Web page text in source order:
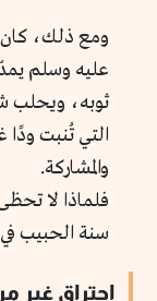
ومع ذلك،
عليه وسلم
ثوبه، ويحلب
التي تُنبت
والمشاركة.
فلماذا لا
سنة الحبيب في
احتراق غير